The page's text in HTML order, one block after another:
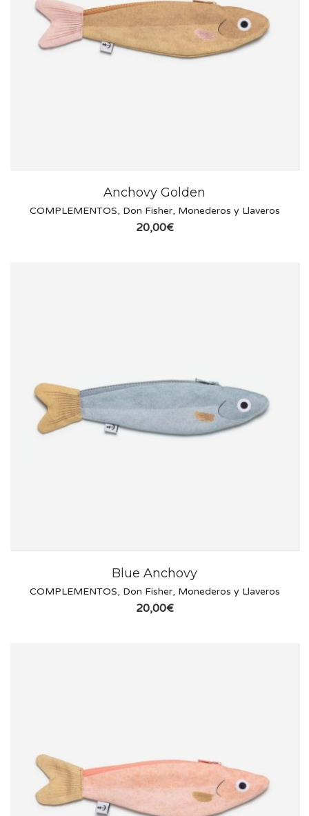
Anchovy Golden
COMPLEMENTOS, Don Fisher, Monederos y Llaveros
20,00€
Blue Anchovy
COMPLEMENTOS, Don Fisher, Monederos y Llaveros
20,00€